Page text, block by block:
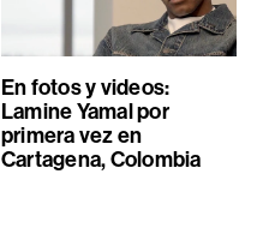
En fotos y videos:
Lamine Yamal por
primera vez en
Cartagena, Colombia